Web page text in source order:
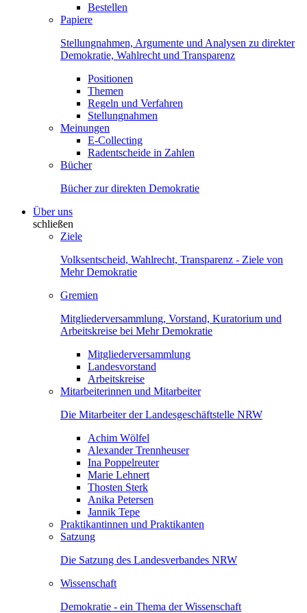
Bestellen
Papiere
Stellungnahmen, Argumente und Analysen zu direkter
Demokratie, Wahlrecht und Transparenz
Positionen
Themen
Regeln und Verfahren
Stellungnahmen
Meinungen
E-Collecting
Radentscheide in Zahlen
Bücher
Bücher zur direkten Demokratie
Über uns
schließen
Ziele
Volksentscheid, Wahlrecht, Transparenz - Ziele von
Mehr Demokratie
Gremien
Mitgliederversammlung, Vorstand, Kuratorium und
Arbeitskreise bei Mehr Demokratie
Mitgliederversammlung
Landesvorstand
Arbeitskreise
Mitarbeiterinnen und Mitarbeiter
Die Mitarbeiter der Landesgeschäftstelle NRW
Achim Wölfel
Alexander Trennheuser
Ina Poppelreuter
Marie Lehnert
Thosten Sterk
Anika Petersen
Jannik Tepe
Praktikantinnen und Praktikanten
Satzung
Die Satzung des Landesverbandes NRW
Wissenschaft
Demokratie - ein Thema der Wissenschaft